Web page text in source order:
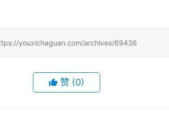
youxichaguan.com/archives/69436
赞 (0)